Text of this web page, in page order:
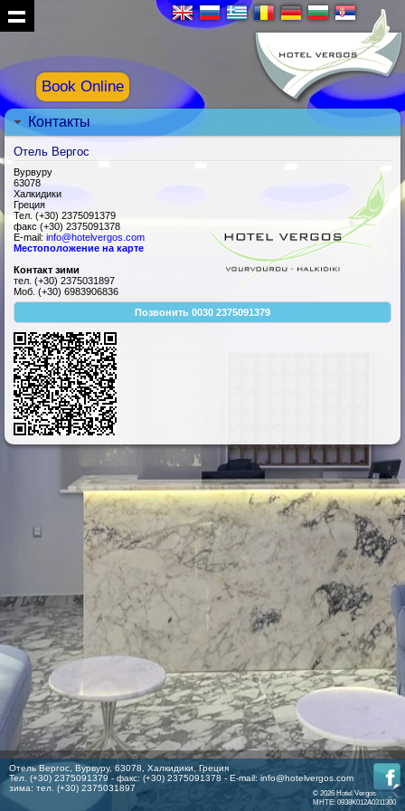
Book Online
Контакты
Отель Вергос
Вурвуру
63078
Халкидики
Греция
Тел. (+30) 2375091379
факс (+30) 2375091378
E-mail: info@hotelvergos.com
Местоположение на карте
Контакт зими
тел. (+30) 2375031897
Моб. (+30) 6983906836
Позвонить 0030 2375091379
Отель Вергос, Вурвуру, 63078, Халкидики, Греция
Тел. (+30) 2375091379 - факс: (+30) 2375091378 - E-mail: info@hotelvergos.com
зима: тел. (+30) 2375031897
© 2026 Hotel Vergos
MHTE: 0938K012A0311300